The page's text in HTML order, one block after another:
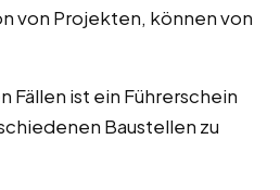
von Projekten, können von
Fällen ist ein Führerschein
Baustellen zu